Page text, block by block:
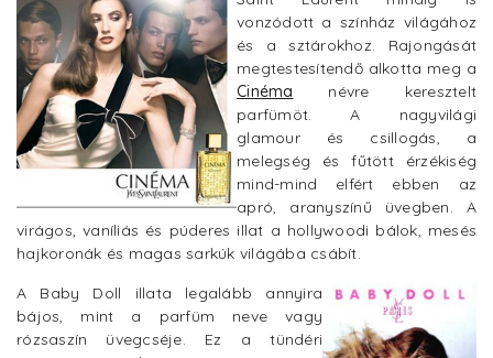
vonzódott a színház világához
és a sztárokhoz. Rajongását
megtestesítendő alkotta meg a
Cinéma névre keresztelt
parfümöt. A nagyvilági
glamour és csillogás, a
melegség és fűtött érzékiség
mind-mind elfért ebben az
apró, aranyszínű üvegben. A
virágos, vaníliás és púderes illat a hollywoodi bálok, mesés
hajkoronák és magas sarkúk világába csábít.
A Baby Doll illata legalább annyira
bájos, mint a parfüm neve vagy
rózsaszín üvegcséje. Ez a tündéri